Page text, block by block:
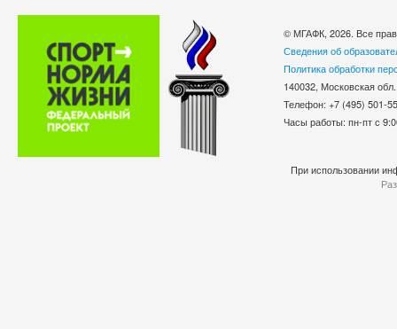
© МГАФК, 2026. Все
Сведения об
Политика обработки
140032, Московская
Телефон: +7 (495)
Часы работы: пн-пт с
При использовании